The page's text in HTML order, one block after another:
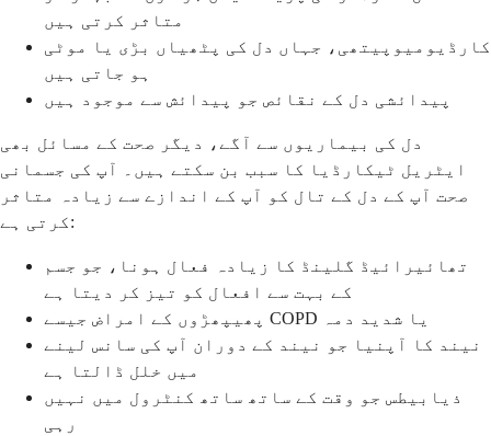
متاثر کرتی ہیں
کارڈیومیوپیتھی، جہاں دل کی پٹھیاں بڑی یا موٹی
ہو جاتی ہیں
پیدائشی دل کے نقائص جو پیدائش سے موجود ہیں
دل کی بیماریوں سے آگے، دیگر صحت کے مسائل بھی
ایٹریل ٹیکارڈیا کا سبب بن سکتے ہیں۔ آپ کی جسمانی
صحت آپ کے دل کے تال کو آپ کے اندازے سے زیادہ متاثر
کرتی ہے:
تھائیرائیڈ گلینڈ کا زیادہ فعال ہونا، جو جسم
کے بہت سے افعال کو تیز کر دیتا ہے
پھیپھڑوں کے امراض جیسے COPD یا شدید دمہ
نیند کا آپنیا جو نیند کے دوران آپ کی سانس لینے
میں خلل ڈالتا ہے
ذیابیطس جو وقت کے ساتھ ساتھ کنٹرول میں نہیں
رہی